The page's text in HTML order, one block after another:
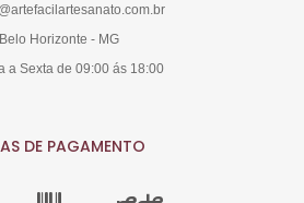
Belo Horizonte - MG
a Sexta de 09:00 ás 18:00
DE PAGAMENTO